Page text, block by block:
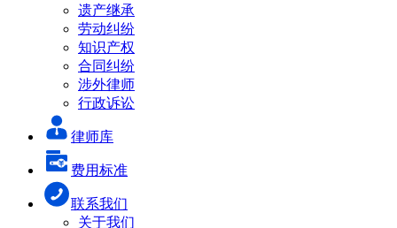
遗产继承
劳动纠纷
知识产权
合同纠纷
涉外律师
行政诉讼
律师库
费用标准
联系我们
关于我们